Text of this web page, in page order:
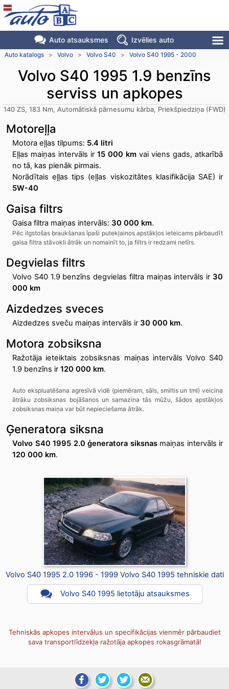
Auto atsauksmes Izvēlies auto
Auto katalogs > Volvo > Volvo S40 > Volvo S40 1995 - 2000
Volvo S40 1995 1.9 benzīns
serviss un apkopes
140 ZS, 183 Nm, Automātiskā pārnesumu kārba, Priekšpiedziņa (FWD)
Motoreļļa
Motora eļļas tilpums: 5.4 litri
Eļļas maiņas intervāls ir 15 000 km vai viens gads, atkarībā
no tā, kas pienāk pirmais.
Norādītais eļļas tips (eļļas viskozitātes klasifikācija SAE) ir
5W-40
Gaisa filtrs
Gaisa filtra maiņas intervāls: 30 000 km.
Pēc ilgstošas braukšanas īpaši putekļainos apstākļos ieteicams pārbaudīt
gaisa filtra stāvokli ātrāk un nomainīt to, ja filtrs ir redzami netīrs.
Degvielas filtrs
Volvo S40 1.9 benzīns degvielas filtra maiņas intervāls ir 30
000 km
Aizdedzes sveces
Aizdedzes sveču maiņas intervāls ir 30 000 km.
Motora zobsiksna
Ražotāja ieteiktais zobsiksnas maiņas intervāls Volvo S40
1.9 benzīns ir120 000 km.
Auto ekspluatēšana agresīvā vidē (piemēram, sāls, smiltis un tml) veicina
ātrāku zobsiksnas bojāšanos un samazina tās mūžu, šādos apstākļos
zobsiksnas maiņa var būt nepieciešama ātrāk.
Ģeneratora siksna
Volvo S40 1995 2.0 ģeneratora siksnasmaiņas intervāls ir
120 000 km.
Volvo S40 1995 2.0 1996 - 1999 Volvo S40 1995 tehniskie dati
Volvo S40 1995 lietotāju atsauksmes
Tehniskās apkopes intervālus un specifikācijas vienmēr pārbaudiet
sava transportlīdzekļa ražotāja apkopes rokasgrāmatā!